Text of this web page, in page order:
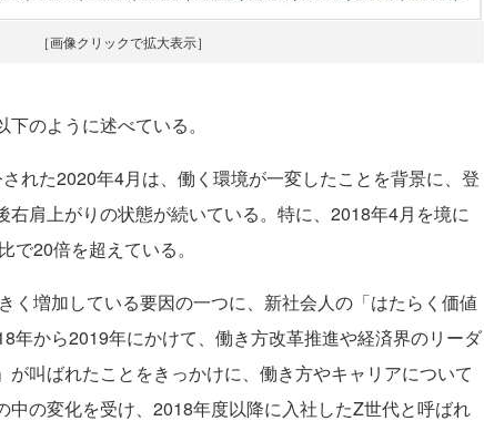
［画像クリックで拡大表示］
のように述べている。
れた2020年4月は、働く環境が一変したことを背景に、登
右肩上がりの状態が続いている。特に、2018年4月を境に
で20倍を超えている。
く増加している要因の一つに、新社会人の「はたらく価値
年から2019年にかけて、働き方改革推進や経済界のリーダ
が叫ばれたことをきっかけに、働き方やキャリアについて
中の変化を受け、2018年度以降に入社したZ世代と呼ばれ